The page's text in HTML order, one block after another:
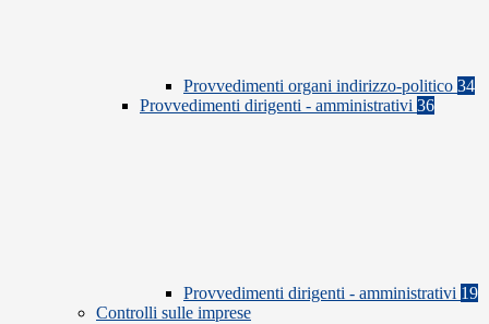
Provvedimenti organi indirizzo-politico 34
Provvedimenti dirigenti - amministrativi 36
Provvedimenti dirigenti - amministrativi 19
Controlli sulle imprese